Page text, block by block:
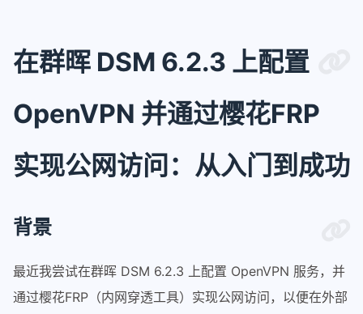
在群晖 DSM 6.2.3 上配置
OpenVPN 并通过樱花FRP
实现公网访问：从入门到成功
背景
最近我尝试在群晖 DSM 6.2.3 上配置 OpenVPN 服务，并
通过樱花FRP（内网穿透工具）实现公网访问，以便在外部